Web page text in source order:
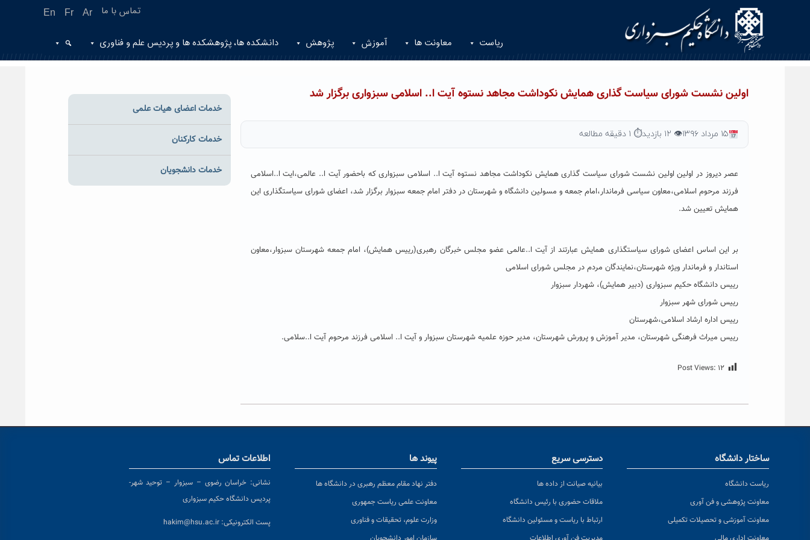
En Fr Ar تماس با ما
ریاست معاونت ها آموزش پژوهش دانشکده ها، پژوهشکده ها و پردیس علم و فناوری
اولین نشست شورای سیاست گذاری همایش نکوداشت مجاهد نستوه آیت ا.. اسلامی سبزواری برگزار شد
۱۵ مرداد ۱۳۹۶ 👁 ۱۲ بازدید ⏱ ۱ دقیقه مطالعه
عصر دیروز در اولین اولین نشست شورای سیاست گذاری همایش نکوداشت مجاهد نستوه آیت ا.. اسلامی سبزواری که باحضور آیت ا.. عالمی،ایت ا..اسلامی
فرزند مرحوم اسلامی،معاون سیاسی فرماندار،امام جمعه و مسولین دانشگاه و شهرستان در دفتر امام جمعه سبزوار برگزار شد، اعضای شورای سیاستگذاری این
همایش تعیین شد.
بر این اساس اعضای شورای سیاستگذاری همایش عبارتند از آیت ا..عالمی عضو مجلس خبرگان رهبری(رییس همایش)، امام جمعه شهرستان سبزوار،معاون
استاندار و فرماندار ویژه شهرستان،نمایندگان مردم در مجلس شورای اسلامی
رییس دانشگاه حکیم سبزواری (دبیر همایش)، شهردار سبزوار
رییس شورای شهر سبزوار
رییس اداره ارشاد اسلامی،شهرستان
رییس میراث فرهنگی شهرستان، مدیر آموزش و پرورش شهرستان، مدیر حوزه علمیه شهرستان سبزوار و آیت ا.. اسلامی فرزند مرحوم آیت ا..سلامی.
Post Views: ۱۲
خدمات اعضای هیات علمی
خدمات کارکنان
خدمات دانشجویان
ساختار دانشگاه
ریاست دانشگاه
معاونت پژوهشی و فن آوری
معاونت آموزشی و تحصیلات تکمیلی
دسترسی سریع
بیانیه صیانت از داده ها
ملاقات حضوری با رئیس دانشگاه
ارتباط با ریاست و مسئولین دانشگاه
پیوند ها
دفتر نهاد مقام معظم رهبری در دانشگاه ها
معاونت علمی ریاست جمهوری
وزارت علوم، تحقیقات و فناوری
اطلاعات تماس
نشانی: خراسان رضوی – سبزوار – توحید شهر-
پردیس دانشگاه حکیم سبزواری
پست الکترونیکی: hakim@hsu.ac.ir